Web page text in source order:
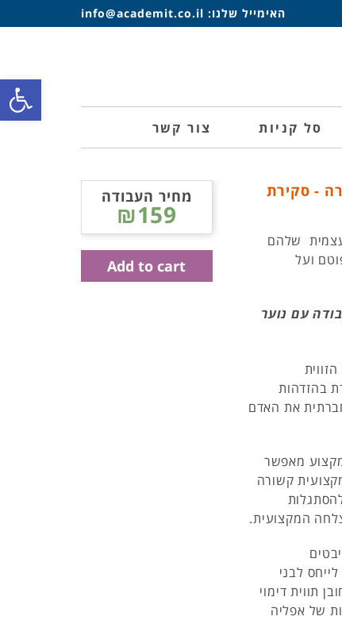
האימייל שלנו: info@academit.co.il
סל קניות צור קשר
- סקירת
שלהם
ועל
עם נוער
בהזדהות
את האדם
מאפשר
קשורה
המקצועית.
לבני
תווית דימוי
של אפליה
מחיר העבודה
₪159
Add to cart
פתח